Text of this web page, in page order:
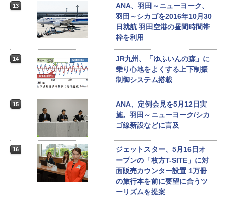
13
ANA、羽田～ニューヨーク、
羽田～シカゴを2016年10月30
日就航 羽田空港の昼間時間帯
枠を利用
14
JR九州、「ゆふいんの森」に
乗り心地をよくする上下制振
制御システム搭載
15
ANA、定例会見を5月12日実
施。羽田～ニューヨーク/シカ
ゴ線新設などに言及
16
ジェットスター、5月16日オ
ープンの「枚方T-SITE」に対
面販売カウンター設置 1万冊
の旅行本を前に要望に合うツ
ーリズムを提案